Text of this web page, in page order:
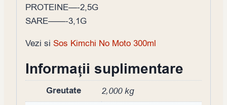
PROTEINE—-2,5G
SARE——-3,1G
Vezi si Sos Kimchi No Moto 300ml
Informații suplimentare
Greutate 2,000 kg